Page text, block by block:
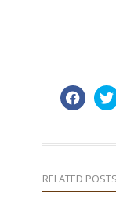
RELATED POSTS